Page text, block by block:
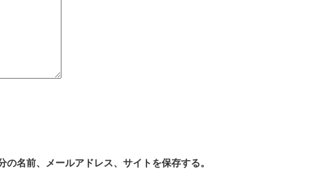
名前、メールアドレス、サイトを保存する。